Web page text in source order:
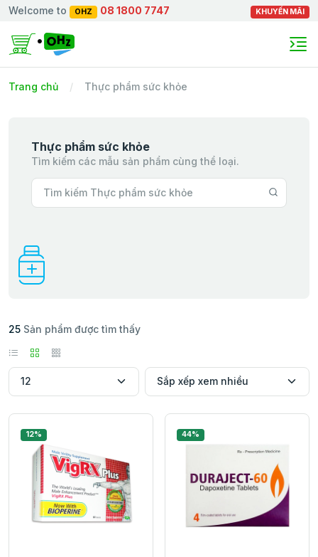
Welcome to OHZ 08 1800 7747 KHUYẾN MÃI
Trang chủ Thực phẩm sức khỏe
Thực phẩm sức khỏe
Tìm kiếm các mẫu sản phẩm cùng thể loại.
25 Sản phẩm được tìm thấy
12% 44%